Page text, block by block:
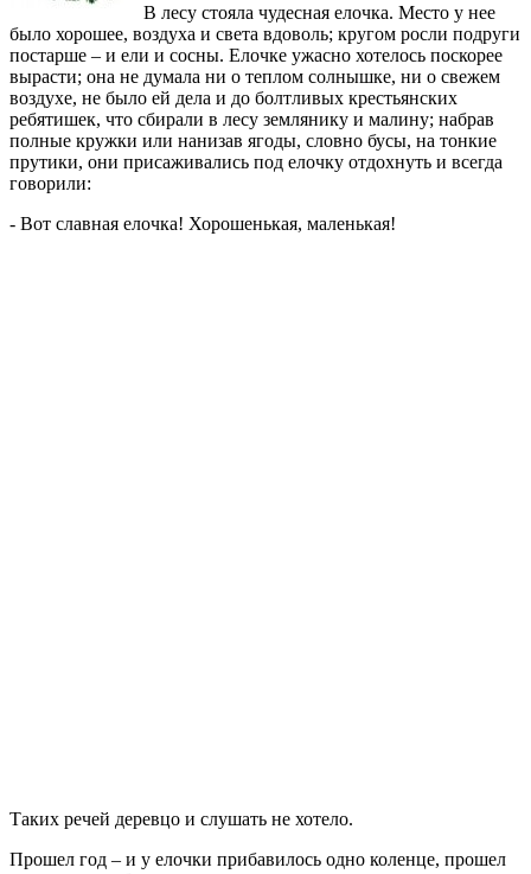
В лесу стояла чудесная елочка. Место у нее
было хорошее, воздуха и света вдоволь; кругом росли подруги
постарше – и ели и сосны. Елочке ужасно хотелось поскорее
вырасти; она не думала ни о теплом солнышке, ни о свежем
воздухе, не было ей дела и до болтливых крестьянских
ребятишек, что сбирали в лесу землянику и малину; набрав
полные кружки или нанизав ягоды, словно бусы, на тонкие
прутики, они присаживались под елочку отдохнуть и всегда
говорили:
- Вот славная елочка! Хорошенькая, маленькая!
Таких речей деревцо и слушать не хотело.
Прошел год – и у елочки прибавилось одно коленце, прошел